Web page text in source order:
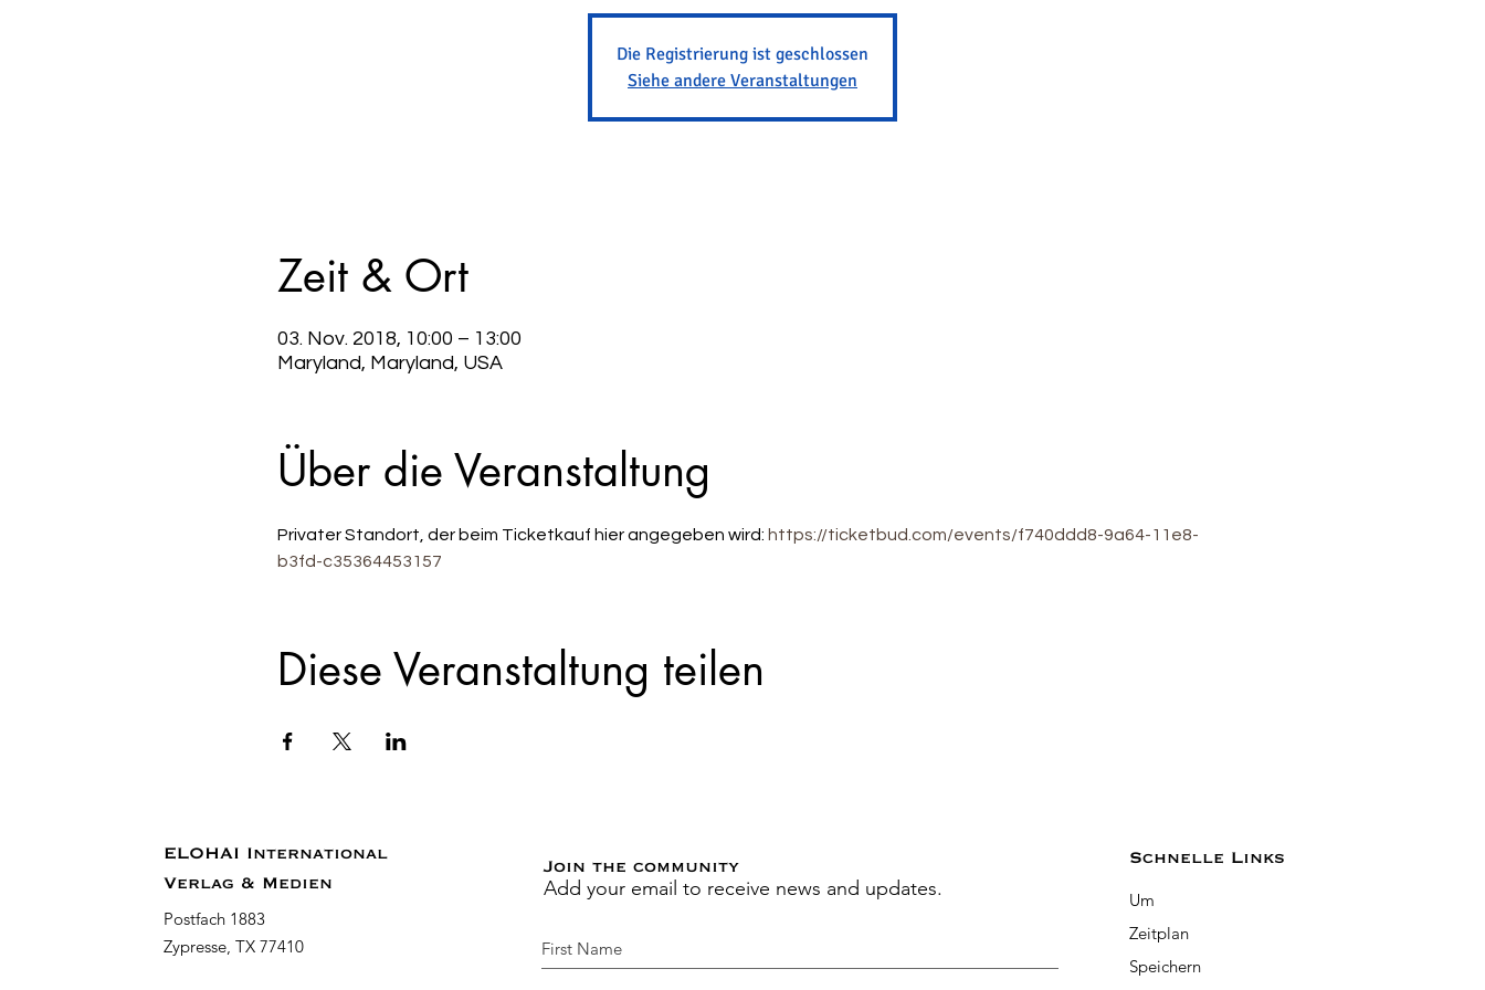
Die Registrierung ist geschlossen
Siehe andere Veranstaltungen
Zeit & Ort
03. Nov. 2018, 10:00 – 13:00
Maryland, Maryland, USA
Über die Veranstaltung
Privater Standort, der beim Ticketkauf hier angegeben wird: https://ticketbud.com/events/f740ddd8-9a64-11e8-
b3fd-c35364453157
Diese Veranstaltung teilen
ELOHAI International
Verlag & Medien
Postfach 1883
Zypresse, TX 77410
Join the community
Add your email to receive news and updates.
Schnelle Links
Um
Zeitplan
Speichern